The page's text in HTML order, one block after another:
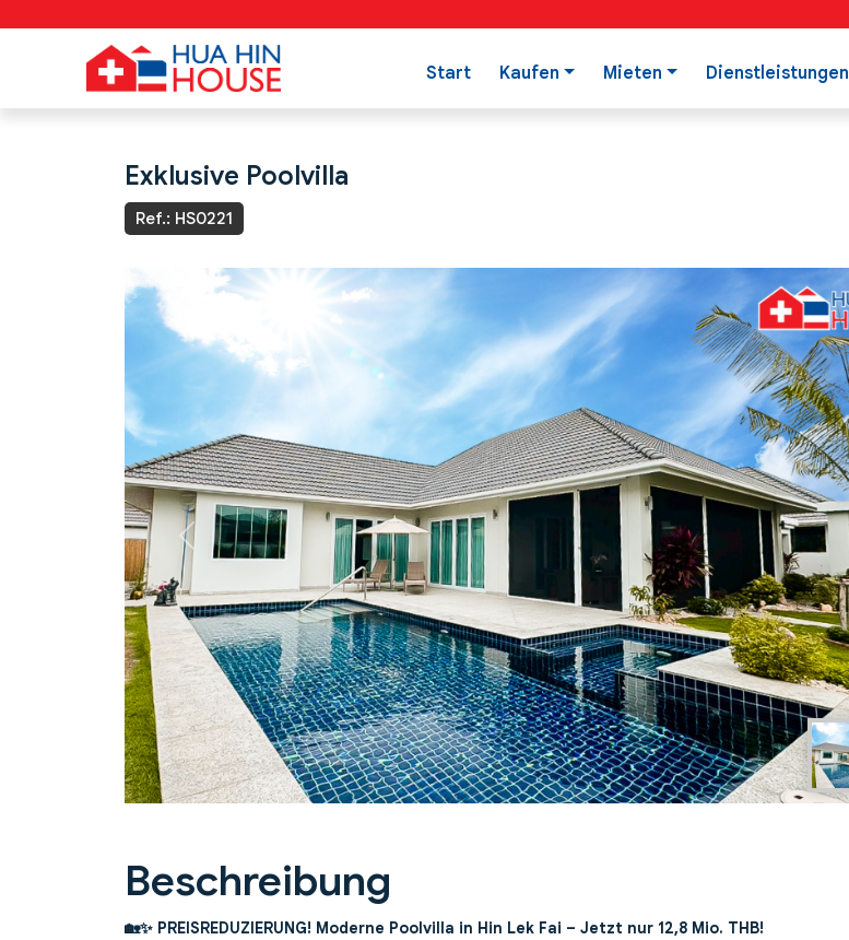
Start Kaufen Mieten Dienstleistungen
Exklusive Poolvilla
Ref.: HS0221
Previous
Beschreibung
🏡✨ PREISREDUZIERUNG! Moderne Poolvilla in Hin Lek Fai – Jetzt nur 12,8 Mio. THB!